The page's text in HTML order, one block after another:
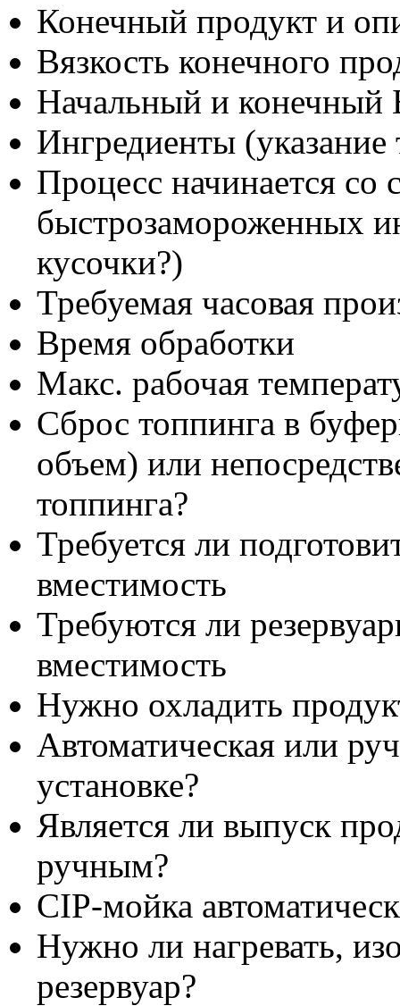
Конечный продукт и
Вязкость конечного
Начальный и конечный
Ингредиенты
Процесс начинается со
быстрозамороженных
кусочки?)
Требуемая часовая
Время обработки
Макс. рабочая
Сброс топпинга в
объем) или
топпинга?
Требуется ли
вместимость
Требуются ли
вместимость
Нужно охладить
Автоматическая или
установке?
Является ли выпуск
ручным?
CIP-мойка
Нужно ли нагревать,
резервуар?